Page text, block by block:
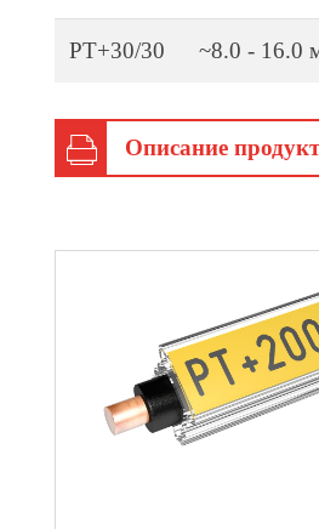
PT+30/30 ~8.0 - 16.0
Описание